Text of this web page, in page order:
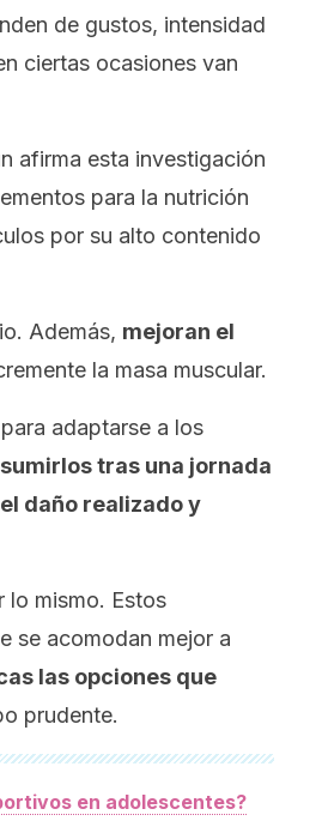
de gustos, intensidad
ciertas ocasiones van
afirma esta investigación
para la nutrición
por su alto contenido
Además, mejoran el
la masa muscular.
adaptarse a los
tras una jornada
daño realizado y
lo mismo. Estos
se acomodan mejor a
las opciones que
prudente.
en adolescentes?